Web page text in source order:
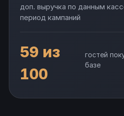
доп. выручка по данным
период кампаний
59 из
100
гостей
базе